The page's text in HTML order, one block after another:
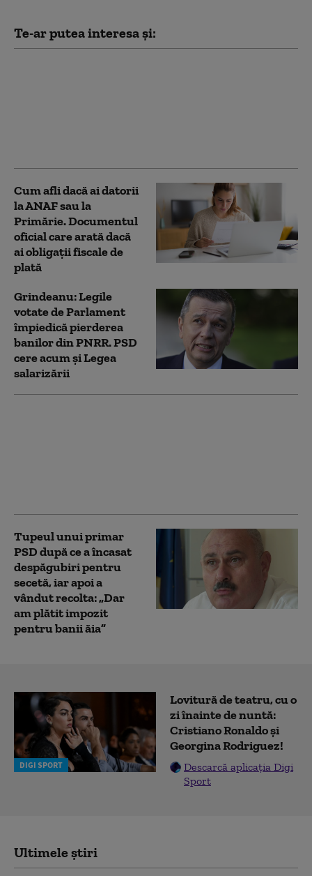
Te-ar putea interesa și:
Cum afli dacă ai datorii
la ANAF sau la
Primărie. Documentul
oficial care arată dacă
ai obligații fiscale de
plată
Grindeanu: Legile
votate de Parlament
împiedică pierderea
banilor din PNRR. PSD
cere acum și Legea
salarizării
Tupeul unui primar
PSD după ce a încasat
despăgubiri pentru
secetă, iar apoi a
vândut recolta: „Dar
am plătit impozit
pentru banii ăia”
DIGI SPORT
Lovitură de teatru, cu o
zi înainte de nuntă:
Cristiano Ronaldo și
Georgina Rodriguez!
Descarcă aplicația Digi
Sport
Ultimele știri